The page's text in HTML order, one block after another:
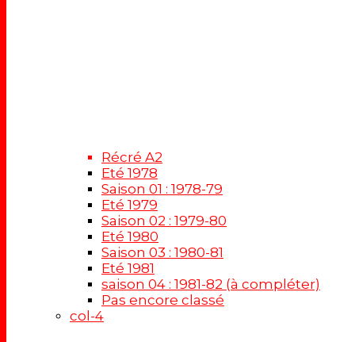
Récré A2
Eté 1978
Saison 01 : 1978-79
Eté 1979
Saison 02 : 1979-80
Eté 1980
Saison 03 : 1980-81
Eté 1981
saison 04 : 1981-82 (à compléter)
Pas encore classé
col-4